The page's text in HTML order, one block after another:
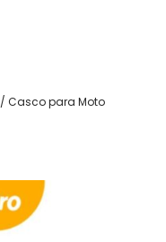
/ Casco para Moto